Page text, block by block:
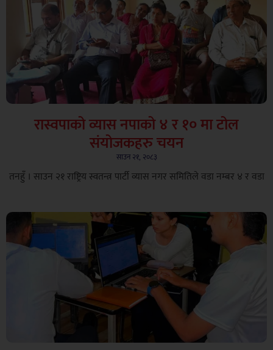
रास्वपाको व्यास नपाको ४ र १० मा टोल
संयोजकहरु चयन
साउन २१, २०८३
तनहुँ । साउन २१ राष्ट्रिय स्वतन्त्र पार्टी व्यास नगर समितिले वडा नम्बर ४ र वडा